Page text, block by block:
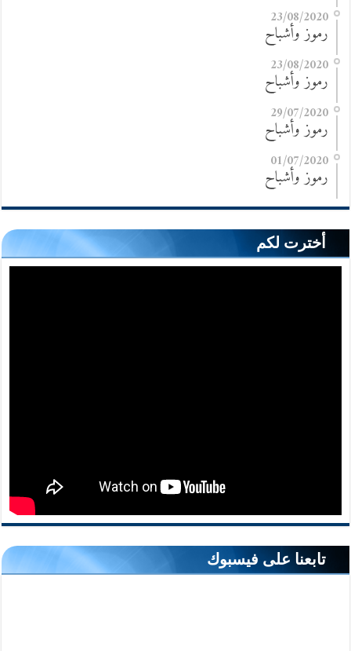
23/08/2020
رموز وأشباح
23/08/2020
رموز وأشباح
29/07/2020
رموز وأشباح
01/07/2020
رموز وأشباح
أخترت لكم
تابعنا على فيسبوك